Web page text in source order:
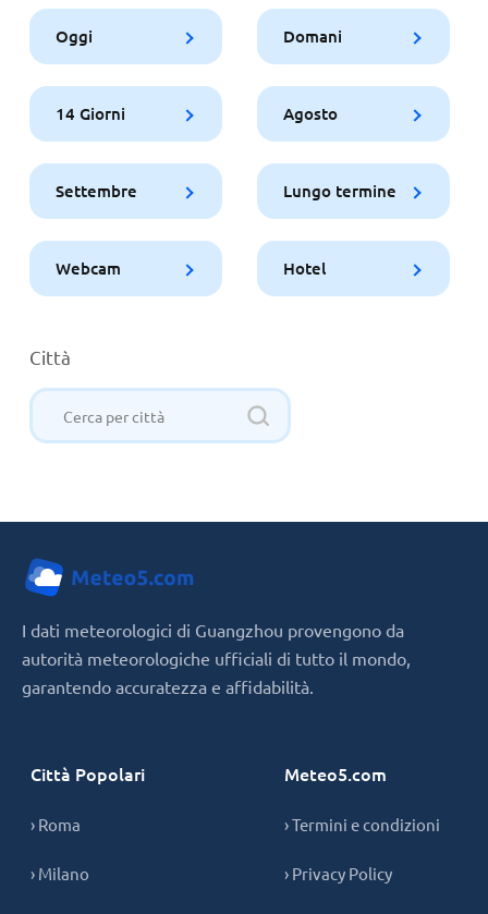
Oggi Domani
14 Giorni Agosto
Settembre Lungo termine
Webcam Hotel
Città
I dati meteorologici di Guangzhou provengono da
autorità meteorologiche ufficiali di tutto il mondo,
garantendo accuratezza e affidabilità.
Città Popolari
› Roma
› Milano
Meteo5.com
› Termini e condizioni
› Privacy Policy